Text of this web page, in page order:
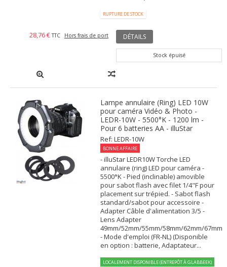
RUPTURE DE STOCK
28,76 € TTC Hors frais de port DÉTAILS
Stock épuisé
Lampe annulaire (Ring) LED 10W
pour caméra Vidéo & Photo -
LEDR-10W - 5500°K - 1200 lm -
Pour 6 batteries AA - illuStar
Ref: LEDR-10W
BONNE AFFAIRE
- illuStar LEDR10W Torche LED
annulaire (ring) LED pour caméra -
5500°K - Pied (inclinable) amovible
pour sabot flash avec filet 1/4"F pour
placement sur trépied. - Sabot flash
standard/sabot pour accessoire -
Adapter Câble d'alimentation 3/5 -
Lens Adapter
49mm/52mm/55mm/58mm/62mm/67mm
- Mode d'emploi (FR-NL) (Disponible
en option : batterie, Adaptateur...
LOCALEMENT DISPONIBLE (ENTREPÔT À GLABBEEK)